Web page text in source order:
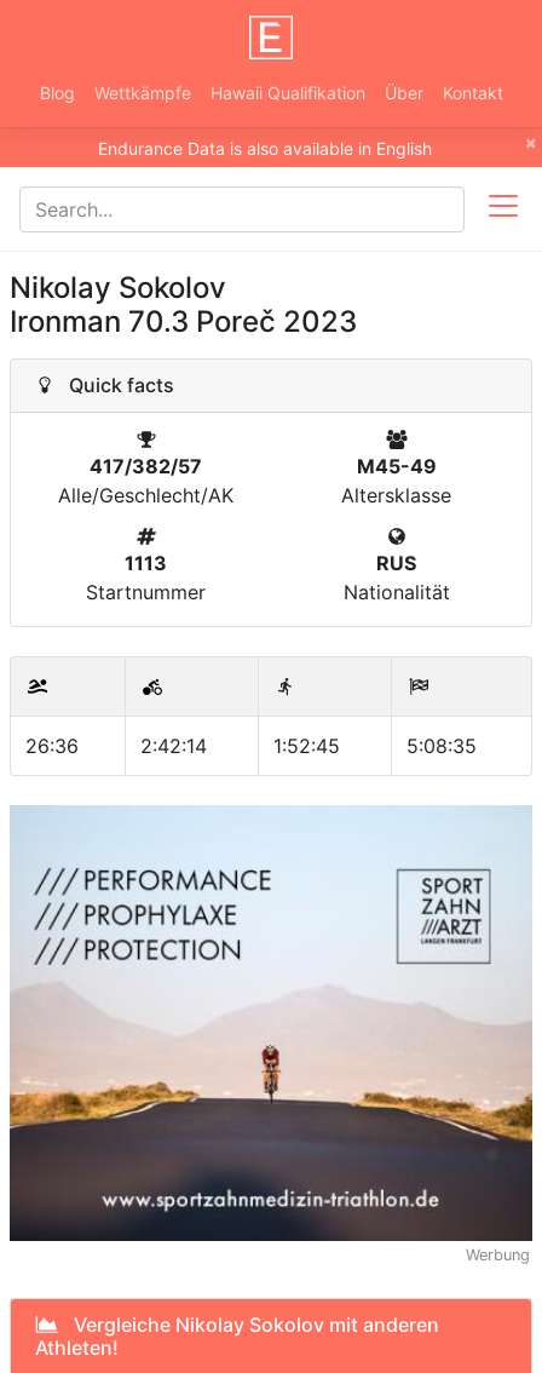
Blog Wettkämpfe Hawaii Qualifikation Über Kontakt
×
Endurance Data is also available in English
Nikolay Sokolov
Ironman 70.3 Poreč 2023
Quick facts
417/382/57
Alle/Geschlecht/AK
M45-49
Altersklasse
1113
Startnummer
RUS
Nationalität
26:36 2:42:14 1:52:45 5:08:35
Werbung
Vergleiche Nikolay Sokolov mit anderen
Athleten!